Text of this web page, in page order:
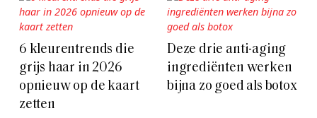
6 kleurentrends die
grijs haar in 2026
opnieuw op de kaart
zetten
Deze drie anti-aging
ingrediënten werken
bijna zo goed als botox